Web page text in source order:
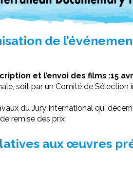
de
et l’envoi des films :15
soit par un Comité de Sélection
du Jury International qui
remise des prix
aux œuvres